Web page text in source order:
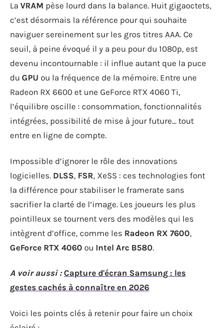
La VRAM pèse lourd dans la balance. Huit gigaoctets,
c’est désormais la référence pour qui souhaite
naviguer sereinement sur les gros titres AAA. Ce
seuil, à peine évoqué il y a peu pour du 1080p, est
devenu incontournable : il influe autant que la puce
du GPU ou la fréquence de la mémoire. Entre une
Radeon RX 6600 et une GeForce RTX 4060 Ti,
l’équilibre oscille : consommation, fonctionnalités
intégrées, possibilité de mise à jour future… tout
entre en ligne de compte.
Impossible d’ignorer le rôle des innovations
logicielles. DLSS, FSR, XeSS : ces technologies font
la différence pour stabiliser le framerate sans
sacrifier la clarté de l’image. Les joueurs les plus
pointilleux se tournent vers des modèles qui les
intègrent d’office, comme les Radeon RX 7600,
GeForce RTX 4060 ou Intel Arc B580.
A voir aussi : Capture d'écran Samsung : les
gestes cachés à connaître en 2026
Voici les points clés à retenir pour faire un choix